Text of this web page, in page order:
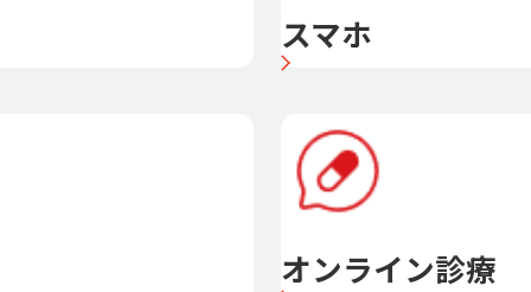
スマホ
オンライン診療